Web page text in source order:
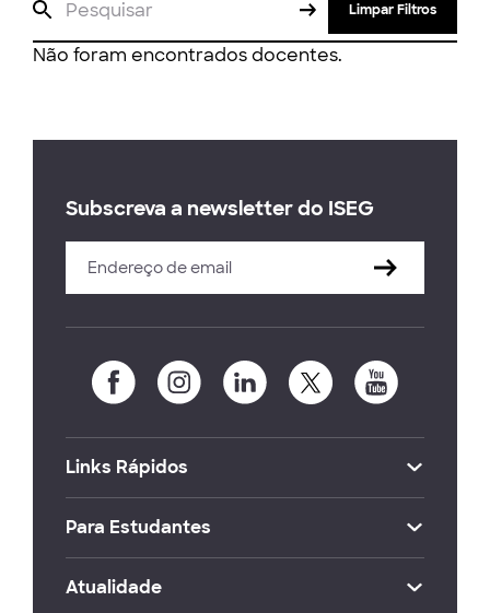
Limpar Filtros
Não foram encontrados docentes.
Subscreva a newsletter do ISEG
Links Rápidos
Para Estudantes
Atualidade